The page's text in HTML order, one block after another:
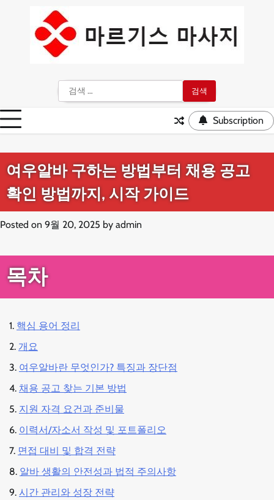
색:
Subscription
여우알바 구하는 방법부터 채용 공고
확인 방법까지, 시작 가이드
Posted on 9월 20, 2025 by admin
목차
핵심 용어 정리
개요
여우알바란 무엇인가? 특징과 장단점
채용 공고 찾는 기본 방법
지원 자격 요건과 준비물
이력서/자소서 작성 및 포트폴리오
면접 대비 및 합격 전략
알바 생활의 안전성과 법적 주의사항
시간 관리와 성장 전략